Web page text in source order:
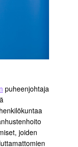
puheenjohtaja
joiden